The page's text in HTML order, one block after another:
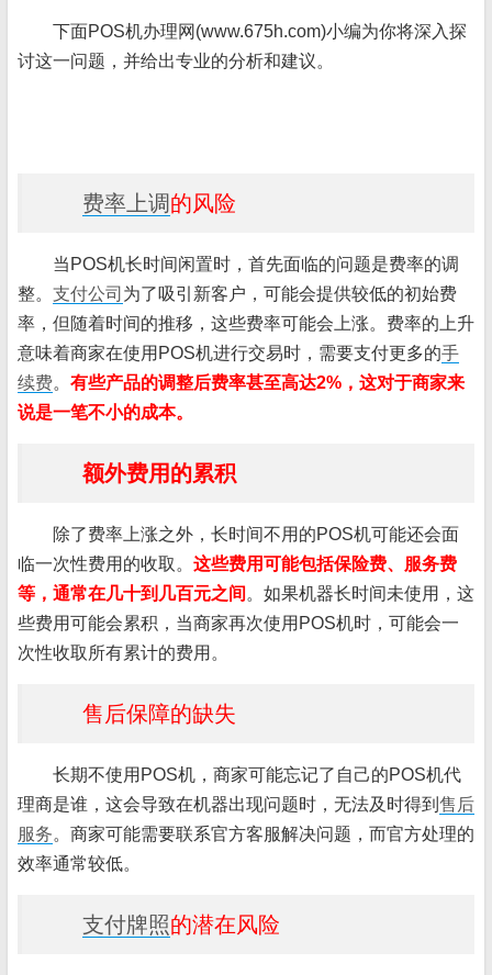
下面POS机办理网(www.675h.com)小编为你将深入探
讨这一问题，并给出专业的分析和建议。
费率上调的风险
当POS机长时间闲置时，首先面临的问题是费率的调
整。 支付公司 为了吸引新客户，可能会提供较低的初始费
率，但随着时间的推移，这些费率可能会上涨。费率的上升
意味着商家在使用POS机进行交易时，需要支付更多的手
续费。 有些产品的调整后费率甚至高达2%，这对于商家来
说是一笔不小的成本。
额外费用的累积
除了费率上涨之外，长时间不用的POS机可能还会面
临一次性费用的收取。 这些费用可能包括保险费、服务费
等，通常在几十到几百元之间 。如果机器长时间未使用，这
些费用可能会累积，当商家再次使用POS机时，可能会一
次性收取所有累计的费用。
售后保障的缺失
长期不使用POS机，商家可能忘记了自己的POS机代
理商是谁，这会导致在机器出现问题时，无法及时得到 售后
服务。商家可能需要联系官方客服解决问题，而官方处理的
效率通常较低。
支付牌照的潜在风险